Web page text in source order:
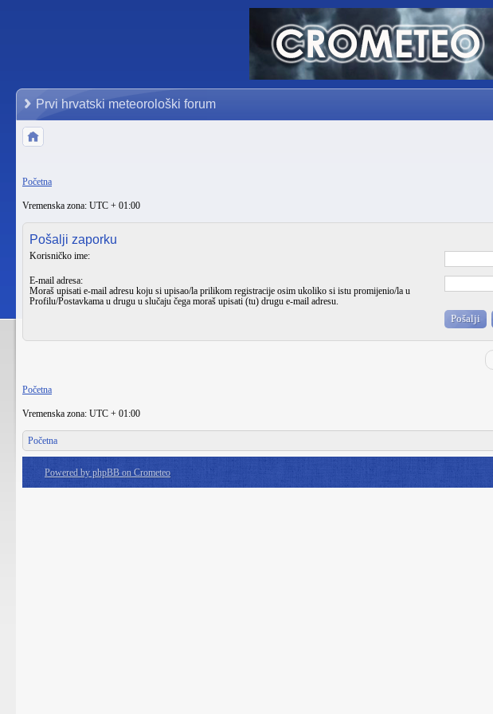
Prvi hrvatski meteorološki forum
Početna
Vremenska zona: UTC + 01:00
Pošalji zaporku
Korisničko ime:
E-mail adresa:
Moraš upisati e-mail adresu koju si upisao/la prilikom registracije osim ukoliko si istu promijenio/la u
Profilu/Postavkama u drugu u slučaju čega moraš upisati (tu) drugu e-mail adresu.
Početna
Vremenska zona: UTC + 01:00
Početna
Powered by phpBB on Crometeo